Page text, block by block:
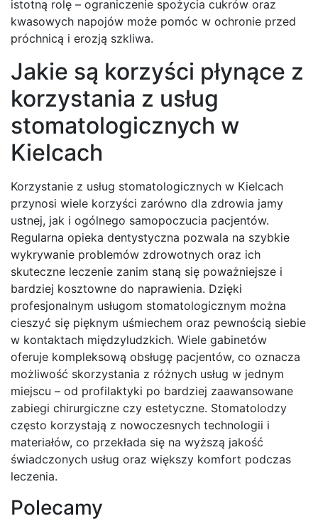
istotną rolę – ograniczenie spożycia cukrów oraz
kwasowych napojów może pomóc w ochronie przed
próchnicą i erozją szkliwa.
Jakie są korzyści płynące z
korzystania z usług
stomatologicznych w
Kielcach
Korzystanie z usług stomatologicznych w Kielcach
przynosi wiele korzyści zarówno dla zdrowia jamy
ustnej, jak i ogólnego samopoczucia pacjentów.
Regularna opieka dentystyczna pozwala na szybkie
wykrywanie problemów zdrowotnych oraz ich
skuteczne leczenie zanim staną się poważniejsze i
bardziej kosztowne do naprawienia. Dzięki
profesjonalnym usługom stomatologicznym można
cieszyć się pięknym uśmiechem oraz pewnością siebie
w kontaktach międzyludzkich. Wiele gabinetów
oferuje kompleksową obsługę pacjentów, co oznacza
możliwość skorzystania z różnych usług w jednym
miejscu – od profilaktyki po bardziej zaawansowane
zabiegi chirurgiczne czy estetyczne. Stomatolodzy
często korzystają z nowoczesnych technologii i
materiałów, co przekłada się na wyższą jakość
świadczonych usług oraz większy komfort podczas
leczenia.
Polecamy